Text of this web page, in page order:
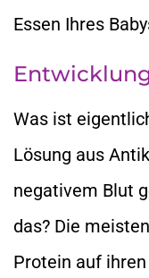
Essen Ihres
Was ist
Lösung aus
negativem Blut
das? Die
Protein auf